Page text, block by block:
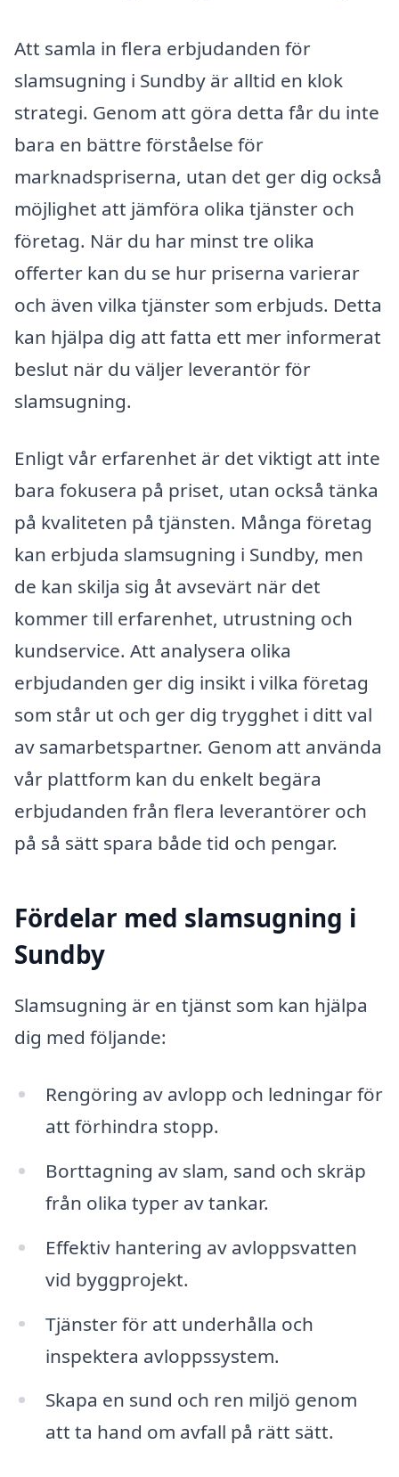
Att samla in flera erbjudanden för
slamsugning i Sundby är alltid en klok
strategi. Genom att göra detta får du inte
bara en bättre förståelse för
marknadspriserna, utan det ger dig också
möjlighet att jämföra olika tjänster och
företag. När du har minst tre olika
offerter kan du se hur priserna varierar
och även vilka tjänster som erbjuds. Detta
kan hjälpa dig att fatta ett mer informerat
beslut när du väljer leverantör för
slamsugning.
Enligt vår erfarenhet är det viktigt att inte
bara fokusera på priset, utan också tänka
på kvaliteten på tjänsten. Många företag
kan erbjuda slamsugning i Sundby, men
de kan skilja sig åt avsevärt när det
kommer till erfarenhet, utrustning och
kundservice. Att analysera olika
erbjudanden ger dig insikt i vilka företag
som står ut och ger dig trygghet i ditt val
av samarbetspartner. Genom att använda
vår plattform kan du enkelt begära
erbjudanden från flera leverantörer och
på så sätt spara både tid och pengar.
Fördelar med slamsugning i
Sundby
Slamsugning är en tjänst som kan hjälpa
dig med följande:
Rengöring av avlopp och ledningar för
att förhindra stopp.
Borttagning av slam, sand och skräp
från olika typer av tankar.
Effektiv hantering av avloppsvatten
vid byggprojekt.
Tjänster för att underhålla och
inspektera avloppssystem.
Skapa en sund och ren miljö genom
att ta hand om avfall på rätt sätt.